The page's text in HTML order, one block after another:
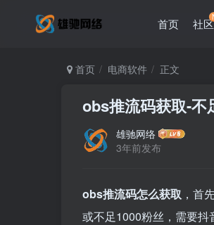
首页 社区
首页 电商软件 正文
obs推流码获取-不
雄驰网络
3年前发布
obs推流码怎么获取 ，首
或不足1000粉丝，需要抖